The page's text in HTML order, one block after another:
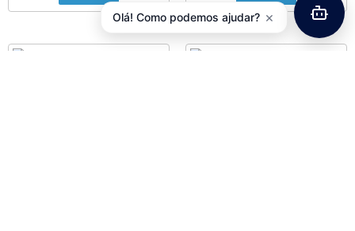
Olá! Como podemos ajudar? ×